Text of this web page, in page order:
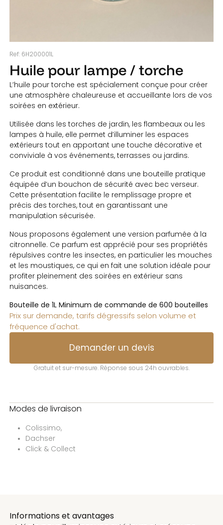
Ref: 6H200001L
Huile pour lampe / torche
L’huile pour torche est spécialement conçue pour créer
une atmosphère chaleureuse et accueillante lors de vos
soirées en extérieur.
Utilisée dans les torches de jardin, les flambeaux ou les
lampes à huile, elle permet d’illuminer les espaces
extérieurs tout en apportant une touche décorative et
conviviale à vos événements, terrasses ou jardins.
Ce produit est conditionné dans une bouteille pratique
équipée d’un bouchon de sécurité avec bec verseur.
Cette présentation facilite le remplissage propre et
précis des torches, tout en garantissant une
manipulation sécurisée.
Nous proposons également une version parfumée à la
citronnelle. Ce parfum est apprécié pour ses propriétés
répulsives contre les insectes, en particulier les mouches
et les moustiques, ce qui en fait une solution idéale pour
profiter pleinement des soirées en extérieur sans
nuisances.
Bouteille de 1L Minimum de commande de 600 bouteilles
Prix sur demande, tarifs dégressifs selon volume et
fréquence d'achat.
Demander un devis
Gratuit et sur-mesure. Réponse sous 24h ouvrables.
Modes de livraison
Colissimo,
Dachser
Click & Collect
Informations et avantages